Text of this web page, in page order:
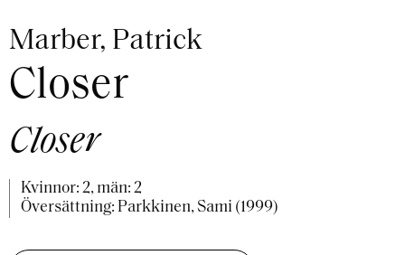
Marber, Patrick
Closer
Closer
Kvinnor: 2, män: 2
Översättning: Parkkinen, Sami (1999)